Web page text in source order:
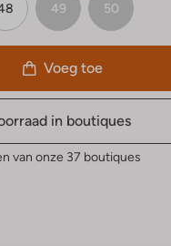
49 50
Voeg toe
in boutiques
van onze 37 boutiques